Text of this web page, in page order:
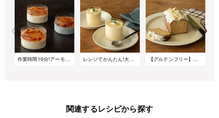
作業時間10分!アーモンドミルクジャスミンゼリー レンジでかんたん!大人のレモンババロア 【グルテンフリー】米粉のヘーゼルナッツパウンドケーキ
関連するレシピから探す